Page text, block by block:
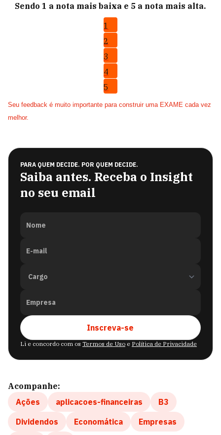
Sendo 1 a nota mais baixa e 5 a nota mais alta.
1
2
3
4
5
Seu feedback é muito importante para construir uma EXAME cada vez
melhor.
PARA QUEM DECIDE. POR QUEM DECIDE.
Saiba antes. Receba o Insight
no seu email
Nome
E-mail
Empresa
Inscreva-se
Li e concordo com os Termos de Uso e Política de Privacidade
Acompanhe:
Ações
aplicacoes-financeiras
B3
Dividendos
Economática Empresas